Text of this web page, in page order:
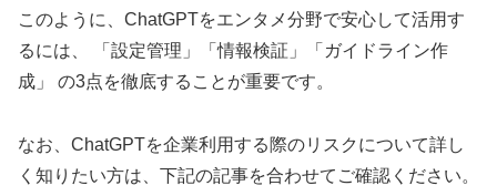
このように、ChatGPTをエンタメ分野で安心して活用す
るには、 「設定管理」「情報検証」「ガイドライン作
成」 の3点を徹底することが重要です。
なお、ChatGPTを企業利用する際のリスクについて詳し
く知りたい方は、下記の記事を合わせてご確認ください。